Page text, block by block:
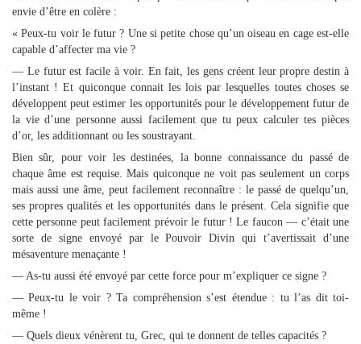
envie d’être en colère :
« Peux-tu voir le futur ? Une si petite chose qu’un oiseau en cage est-elle
capable d’affecter ma vie ?
— Le futur est facile à voir. En fait, les gens créent leur propre destin à
l’instant ! Et quiconque connait les lois par lesquelles toutes choses se
développent peut estimer les opportunités pour le développement futur de
la vie d’une personne aussi facilement que tu peux calculer tes pièces
d’or, les additionnant ou les soustrayant.
Bien sûr, pour voir les destinées, la bonne connaissance du passé de
chaque âme est requise. Mais quiconque ne voit pas seulement un corps
mais aussi une âme, peut facilement reconnaître : le passé de quelqu’un,
ses propres qualités et les opportunités dans le présent. Cela signifie que
cette personne peut facilement prévoir le futur ! Le faucon — c’était une
sorte de signe envoyé par le Pouvoir Divin qui t’avertissait d’une
mésaventure menaçante !
— As-tu aussi été envoyé par cette force pour m’expliquer ce signe ?
— Peux-tu le voir ? Ta compréhension s’est étendue : tu l’as dit toi-
même !
— Quels dieux vénèrent tu, Grec, qui te donnent de telles capacités ?